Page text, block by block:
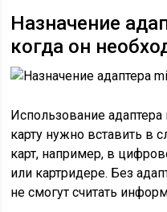
Назначение
когда он
Использование
карту нужно вставить в
карт, например, в
или картридере. Без
не смогут считать